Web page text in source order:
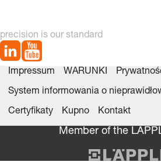
precision is our standard
Impressum WARUNKI
System informowania o
Certyfikaty Kupno Kontakt
Member of the